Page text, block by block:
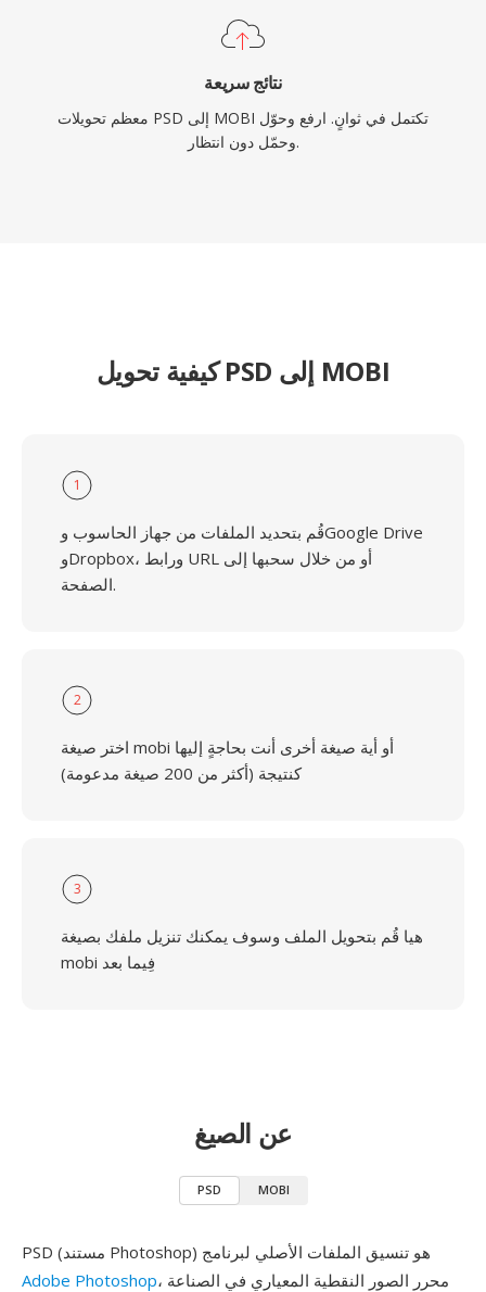
نتائج سريعة
معظم تحويلات PSD إلى MOBI تكتمل في ثوانٍ. ارفع وحوّل
وحمّل دون انتظار.
كيفية تحويل PSD إلى MOBI
1
قُم بتحديد الملفات من جهاز الحاسوب وGoogle Drive
وDropbox، ورابط URL أو من خلال سحبها إلى
الصفحة.
2
اختر صيغة mobi أو أية صيغة أخرى أنت بحاجةٍ إليها
كنتيجة (أكثر من 200 صيغة مدعومة)
3
هيا قُم بتحويل الملف وسوف يمكنك تنزيل ملفك بصيغة
mobi فِيما بعد
عن الصيغ
PSD MOBI
PSD (مستند Photoshop) هو تنسيق الملفات الأصلي لبرنامج
Adobe Photoshop، محرر الصور النقطية المعياري في الصناعة